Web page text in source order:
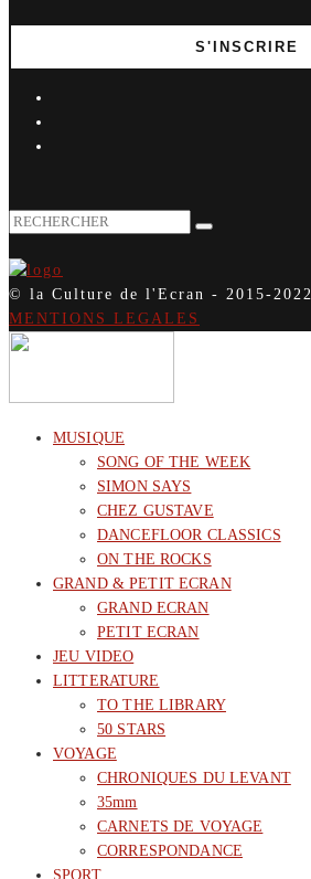
© la Culture de l'Ecran - 2015-2022
MENTIONS LEGALES
MUSIQUE
SONG OF THE WEEK
SIMON SAYS
CHEZ GUSTAVE
DANCEFLOOR CLASSICS
ON THE ROCKS
GRAND & PETIT ECRAN
GRAND ECRAN
PETIT ECRAN
JEU VIDEO
LITTERATURE
TO THE LIBRARY
50 STARS
VOYAGE
CHRONIQUES DU LEVANT
35mm
CARNETS DE VOYAGE
CORRESPONDANCE
SPORT